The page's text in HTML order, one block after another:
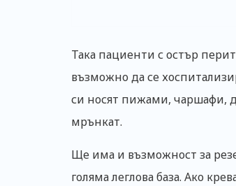
Така пациенти с остър
възможно да се
си носят пижами, чаршафи,
мрънкат.
Ще има и възможност за
голяма леглова база. Ако